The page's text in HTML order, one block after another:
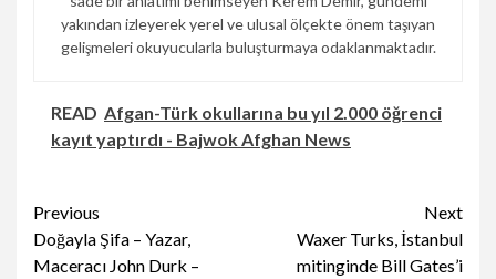
yakından izleyerek yerel ve ulusal ölçekte önem taşıyan
gelişmeleri okuyucularla buluşturmaya odaklanmaktadır.
READ Afgan-Türk okullarına bu yıl 2.000 öğrenci
kayıt yaptırdı - Bajwok Afghan News
Continue
Reading
Previous
Doğayla Şifa – Yazar,
Maceracı John Durk –
Next
Waxer Turks, İstanbul
mitinginde Bill Gates’i